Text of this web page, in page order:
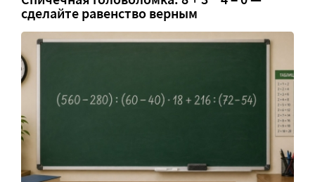
сделайте равенство верным